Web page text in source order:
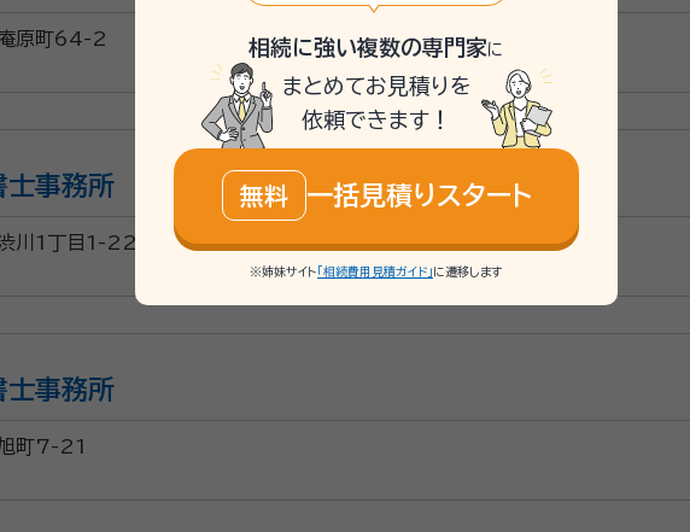
原町64-2
士事務所
川1丁目1-22
士事務所
町7-21
相続に強い複数の専門家に
まとめてお見積りを
依頼できます！
無料 一括見積りスタート
※姉妹サイト 「相続費用見積ガイド」 に遷移します